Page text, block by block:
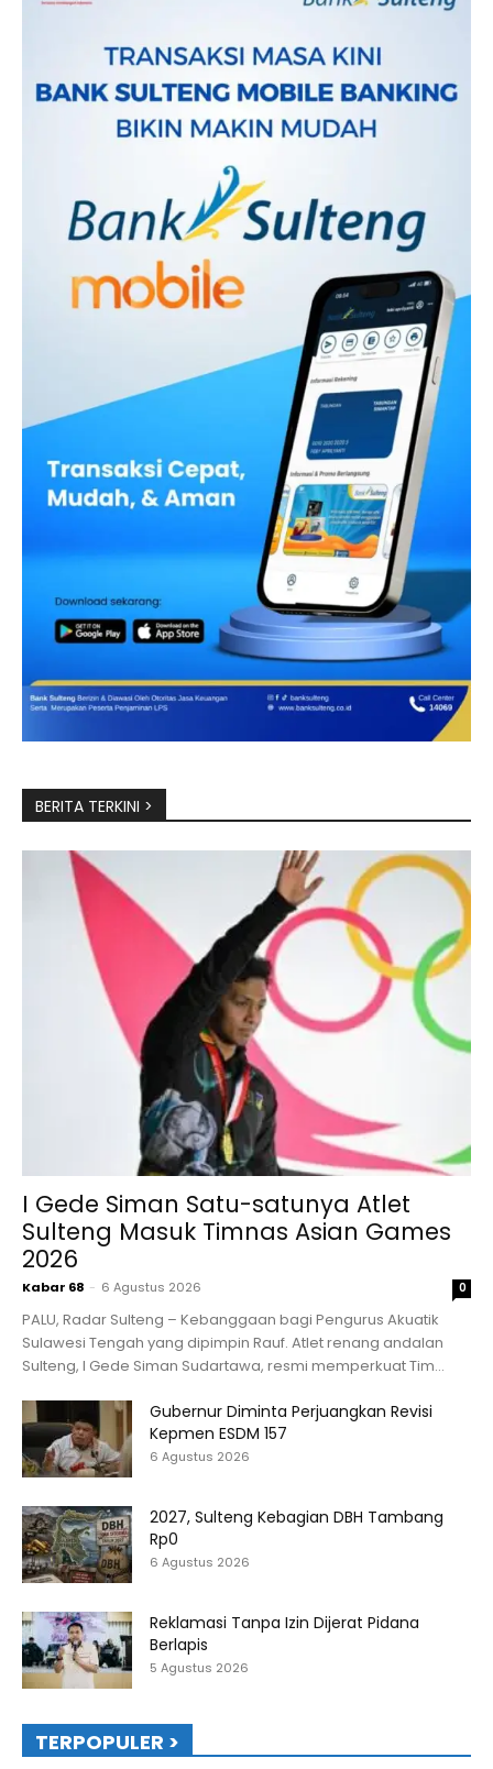
BERITA TERKINI >
I Gede Siman Satu-satunya Atlet
Sulteng Masuk Timnas Asian Games
2026
Kabar 68 - 6 Agustus 2026 0
PALU, Radar Sulteng – Kebanggaan bagi Pengurus Akuatik
Sulawesi Tengah yang dipimpin Rauf. Atlet renang andalan
Sulteng, I Gede Siman Sudartawa, resmi memperkuat Tim...
Gubernur Diminta Perjuangkan Revisi
Kepmen ESDM 157
6 Agustus 2026
2027, Sulteng Kebagian DBH Tambang
Rp0
6 Agustus 2026
Reklamasi Tanpa Izin Dijerat Pidana
Berlapis
5 Agustus 2026
TERPOPULER >